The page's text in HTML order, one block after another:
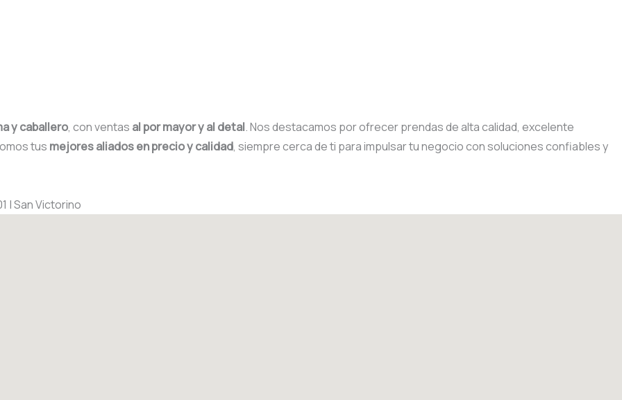
y caballero, con ventas al por mayor y al detal. Nos destacamos por ofrecer prendas de alta calidad, excelente
tus mejores aliados en precio y calidad, siempre cerca de ti para impulsar tu negocio con soluciones confiables y
| San Victorino